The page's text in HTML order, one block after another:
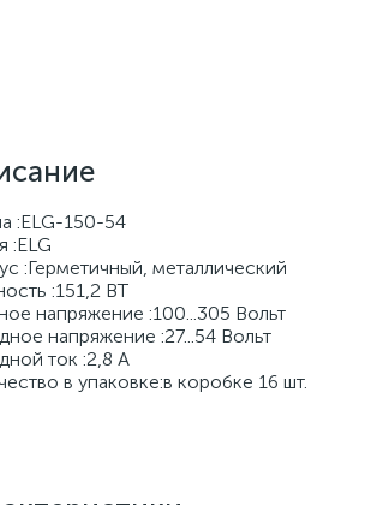
:ELG-150-54
:ELG
:Герметичный, металлический
:151,2 BT
напряжение :100...305 Вольт
напряжение :27...54 Вольт
ток :2,8 А
в упаковке:в коробке 16 шт.